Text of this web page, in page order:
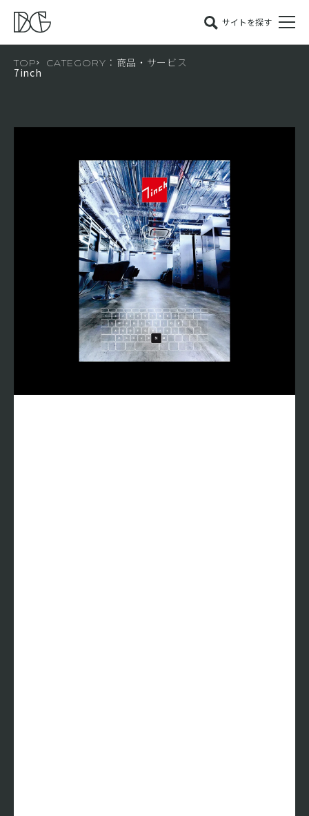
サイトを探す
TOP CATEGORY：商品・サービス
7inch